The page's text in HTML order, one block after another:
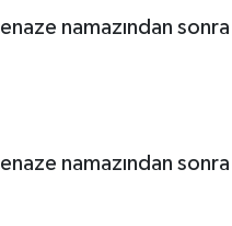
namazından sonra
namazından